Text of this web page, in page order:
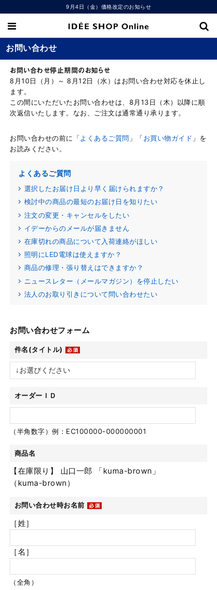
9月4日（金）価格改定のお知らせ
お問い合わせ
お問い合わせ停止期間のお知らせ
8月10日（月）～ 8月12日（水）はお問い合わせ対応を休止し
ます。
この間にいただいたお問い合わせは、8月13日（木）以降に順
次返信いたします。なお、ご注文は通常通り承ります。
お問い合わせの前に「よくあるご質問 」「お買い物ガイド 」を
お読みください。
よくあるご質問
選択したお届け日より早く届けられますか？
検討中の商品の最短のお届け日を知りたい
注文の変更・キャンセルをしたい
イデーからのメールが届きません
在庫切れの商品について入荷連絡がほしい
照明にLED電球は使えますか？
商品の修理・張り替えはできますか？
ニュースレター（メールマガジン）を停止したい
法人のお取り引きについて問い合わせたい
お問い合わせフォーム
件名(タイトル)
オーダーＩＤ
（半角数字）例：EC100000-000000001
商品名
【在庫限り】 山口一郎 「kuma-brown」
（kuma-brown）
お問い合わせ時お名前
［姓］
［名］
（全角）